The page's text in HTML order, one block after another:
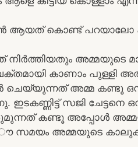
ആയത് കൊണ്ട് പറയാലോ
അമ്മയുടെ
കാണാം പുള്ളി
ചെയ്യുന്നത് അമ്മ കണ്ടൂ
ഇടകണ്ണിട്ട്‌ സജി
കണ്ടൂ അപ്പോൾ
സമയം അമ്മയുടെ